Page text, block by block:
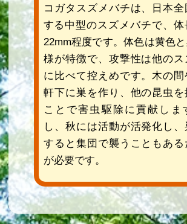
コガタスズメバチは、日本全
する中型のスズメバチで、体
22mm程度です。体色は黄色
様が特徴で、攻撃性は他のス
に比べて控えめです。木の
軒下に巣を作り、他の昆虫を
ことで害虫駆除に貢献しま
し、秋には活動が活発化し、
すると集団で襲うこともあ
が必要です。